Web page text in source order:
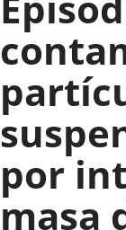
por
masa